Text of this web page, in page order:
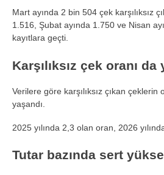
Mart ayında 2 bin 504 çek karşılıksız
1.516, Şubat ayında 1.750 ve Nisan
kayıtlara geçti.
Karşılıksız çek oranı
Verilere göre karşılıksız çıkan çeklerin
yaşandı.
2025 yılında 2,3 olan oran, 2026
Tutar bazında sert